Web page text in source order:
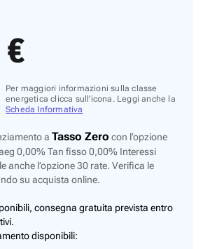
Per maggiori informazioni sulla classe
energetica clicca sull'icona. Leggi anche la
Scheda Informativa
a Tasso Zero con l’opzione
0,00% Tan fisso 0,00% Interessi
anche l’opzione 30 rate. Verifica le
su acquista online.
consegna gratuita prevista entro
disponibili: